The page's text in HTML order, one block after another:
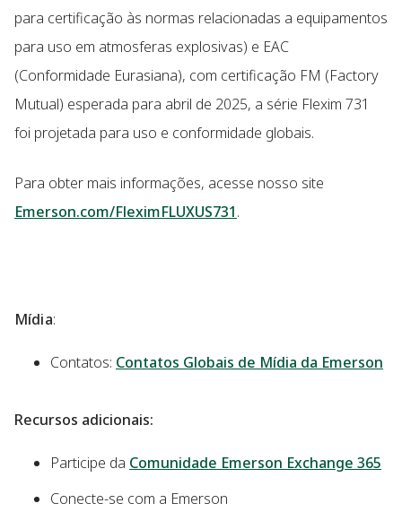
para certificação às normas relacionadas a equipamentos
para uso em atmosferas explosivas) e EAC
(Conformidade Eurasiana), com certificação FM (Factory
Mutual) esperada para abril de 2025, a série Flexim 731
foi projetada para uso e conformidade globais.
Para obter mais informações, acesse nosso site
Emerson.com/FleximFLUXUS731.
Mídia:
Contatos: Contatos Globais de Mídia da Emerson
Recursos adicionais:
Participe da Comunidade Emerson Exchange 365
Conecte-se com a Emerson